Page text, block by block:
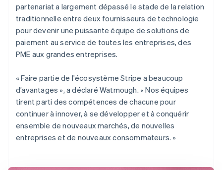
partenariat a largement dépassé le stade de la relation
traditionnelle entre deux fournisseurs de technologie
pour devenir une puissante équipe de solutions de
paiement au service de toutes les entreprises, des
PME aux grandes entreprises.
« Faire partie de l'écosystème Stripe a beaucoup
d’avantages », a déclaré Watmough. « Nos équipes
tirent parti des compétences de chacune pour
continuer à innover, à se développer et à conquérir
ensemble de nouveaux marchés, de nouvelles
entreprises et de nouveaux consommateurs. »